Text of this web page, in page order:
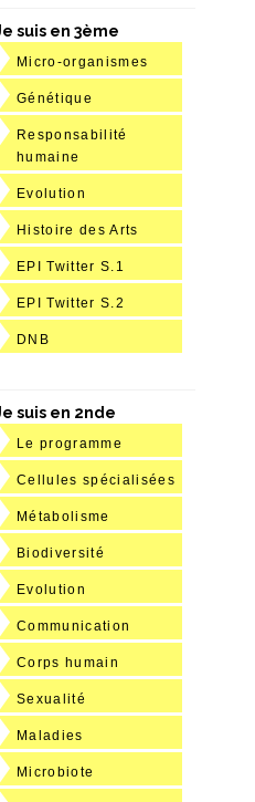
suis en 3ème
Micro-organismes
Génétique
Responsabilité
humaine
Evolution
Histoire des Arts
EPI Twitter S.1
EPI Twitter S.2
DNB
suis en 2nde
Le programme
Cellules spécialisées
Métabolisme
Biodiversité
Evolution
Communication
Corps humain
Sexualité
Maladies
Microbiote